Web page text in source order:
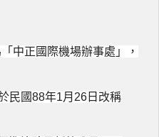
中正國際機場辦事處」，
民國88年1月 26 日改稱